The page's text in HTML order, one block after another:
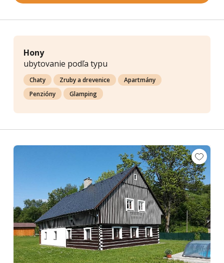
Hony
ubytovanie podľa typu
Chaty Zruby a drevenice
Apartmány
Penzióny
Glamping